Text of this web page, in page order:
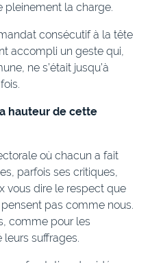
pleinement la charge.
consécutif à la tête
accompli un geste qui,
ne s’était jusqu’à
hauteur de cette
où chacun a fait
parfois ses critiques,
vous dire le respect que
pas comme nous.
comme pour les
suffrages.